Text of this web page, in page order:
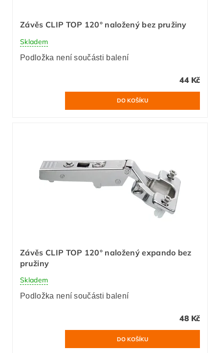
Závěs CLIP TOP 120° naložený bez pružiny
Skladem
Podložka není součásti balení
44 Kč
Závěs CLIP TOP 120° naložený expando bez
pružiny
Skladem
Podložka není součásti balení
48 Kč